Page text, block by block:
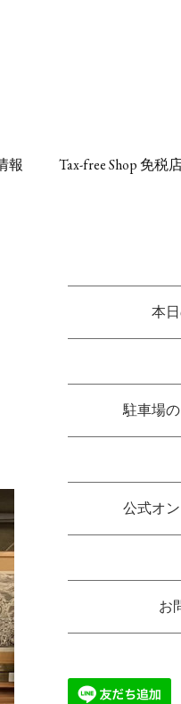
報 Tax-free Shop 免税
本
駐車場
公式オ
お